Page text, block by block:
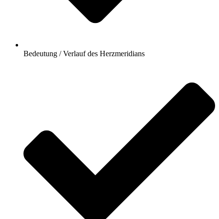
Bedeutung / Verlauf des Herzmeridians